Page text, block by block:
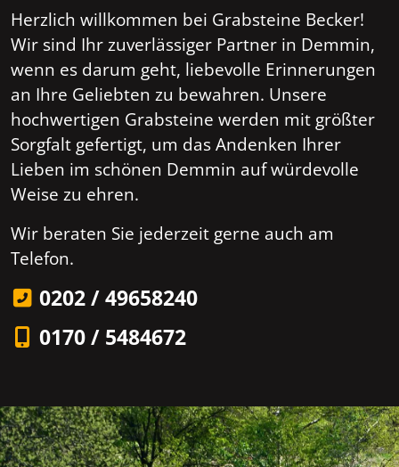
Herzlich willkommen bei Grabsteine Becker!
Wir sind Ihr zuverlässiger Partner in Demmin,
wenn es darum geht, liebevolle Erinnerungen
an Ihre Geliebten zu bewahren. Unsere
hochwertigen Grabsteine werden mit größter
Sorgfalt gefertigt, um das Andenken Ihrer
Lieben im schönen Demmin auf würdevolle
Weise zu ehren.
Wir beraten Sie jederzeit gerne auch am
Telefon.
0202 / 49658240
0170 / 5484672